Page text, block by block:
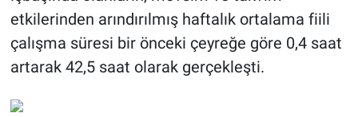
etkilerinden arındırılmış haftalık ortalama fiili
çalışma süresi bir önceki çeyreğe göre 0,4 saat
artarak 42,5 saat olarak gerçekleşti.